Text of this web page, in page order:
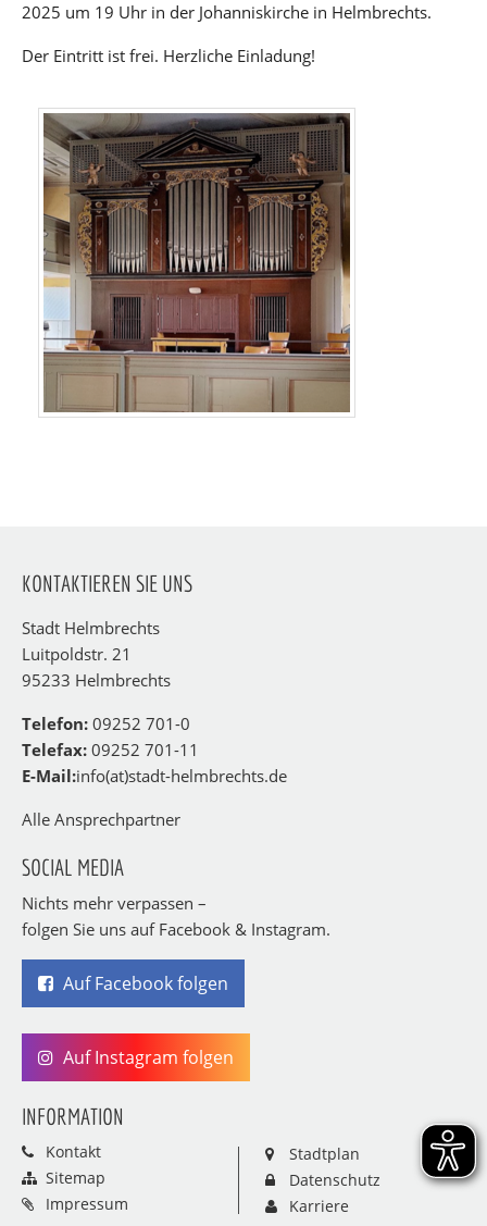
2025 um 19 Uhr in der Johanniskirche in Helmbrechts.
Der Eintritt ist frei. Herzliche Einladung!
KONTAKTIEREN SIE UNS
Stadt Helmbrechts
Luitpoldstr. 21
95233 Helmbrechts
Telefon: 09252 701-0
Telefax: 09252 701-11
E-Mail:info(at)stadt-helmbrechts.de
Alle Ansprechpartner
SOCIAL MEDIA
Nichts mehr verpassen –
folgen Sie uns auf Facebook & Instagram.
Auf Facebook folgen
Auf Instagram folgen
INFORMATION
Kontakt
Sitemap
Impressum
Stadtplan
Datenschutz
Karriere